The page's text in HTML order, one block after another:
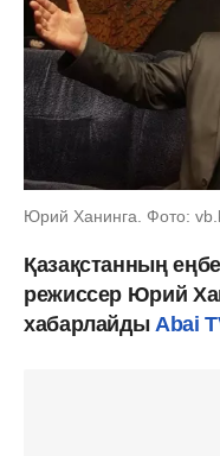
Юрий Ханинга. Фото:
Қазақстанның
режиссер Юрий
хабарлайды Abai